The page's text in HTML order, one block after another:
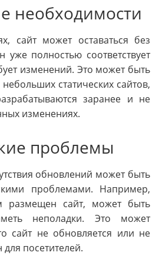
необходимости
сайт может оставаться без
уже полностью соответствует
изменений. Это может быть
статических сайтов,
заранее и не
изменениях.
проблемы
обновлений может быть
проблемами. Например,
размещен сайт, может быть
неполадки. Это может
сайт не обновляется или не
посетителей.